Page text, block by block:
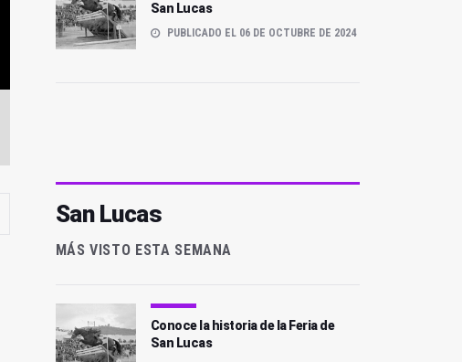
San Lucas
PUBLICADO EL 06 DE OCTUBRE DE 2024
San Lucas
MÁS VISTO ESTA SEMANA
Conoce la historia de la Feria de
San Lucas